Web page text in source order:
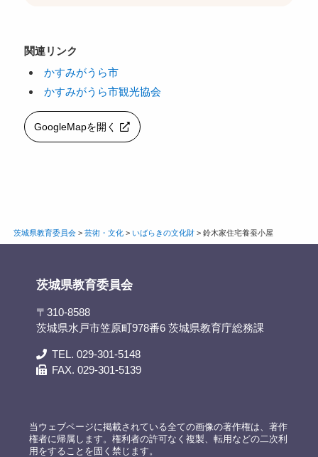
関連リンク
かすみがうら市
かすみがうら市観光協会
GoogleMapを開く
茨城県教育委員会> 芸術・文化> いばらきの文化財> 鈴木家住宅養蚕小屋
茨城県教育委員会
〒310-8588
茨城県水戸市笠原町978番6 茨城県教育庁総務課
TEL. 029-301-5148
FAX. 029-301-5139
当ウェブページに掲載されている全ての画像の著作権は、著作
権者に帰属します。権利者の許可なく複製、転用などの二次利
用をすることを固く禁じます。